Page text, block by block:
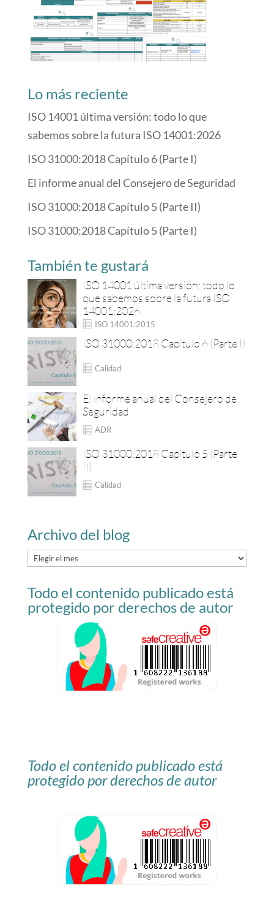
Lo más reciente
ISO 14001 última versión: todo lo que
sabemos sobre la futura ISO 14001:2026
ISO 31000:2018 Capítulo 6 (Parte I)
El informe anual del Consejero de Seguridad
ISO 31000:2018 Capítulo 5 (Parte II)
ISO 31000:2018 Capítulo 5 (Parte I)
También te gustará
ISO 14001:2015
ISO 14001 última versión: todo lo
que sabemos sobre la futura ISO
14001:2026
Calidad
ISO 31000:2018 Capítulo 6 (Parte I)
ADR
El informe anual del Consejero de
Seguridad
Calidad
ISO 31000:2018 Capítulo 5 (Parte
II)
Archivo del blog
Archivo
blog
Todo el contenido publicado está
protegido por derechos de autor
Todo el contenido publicado está
protegido por derechos de autor